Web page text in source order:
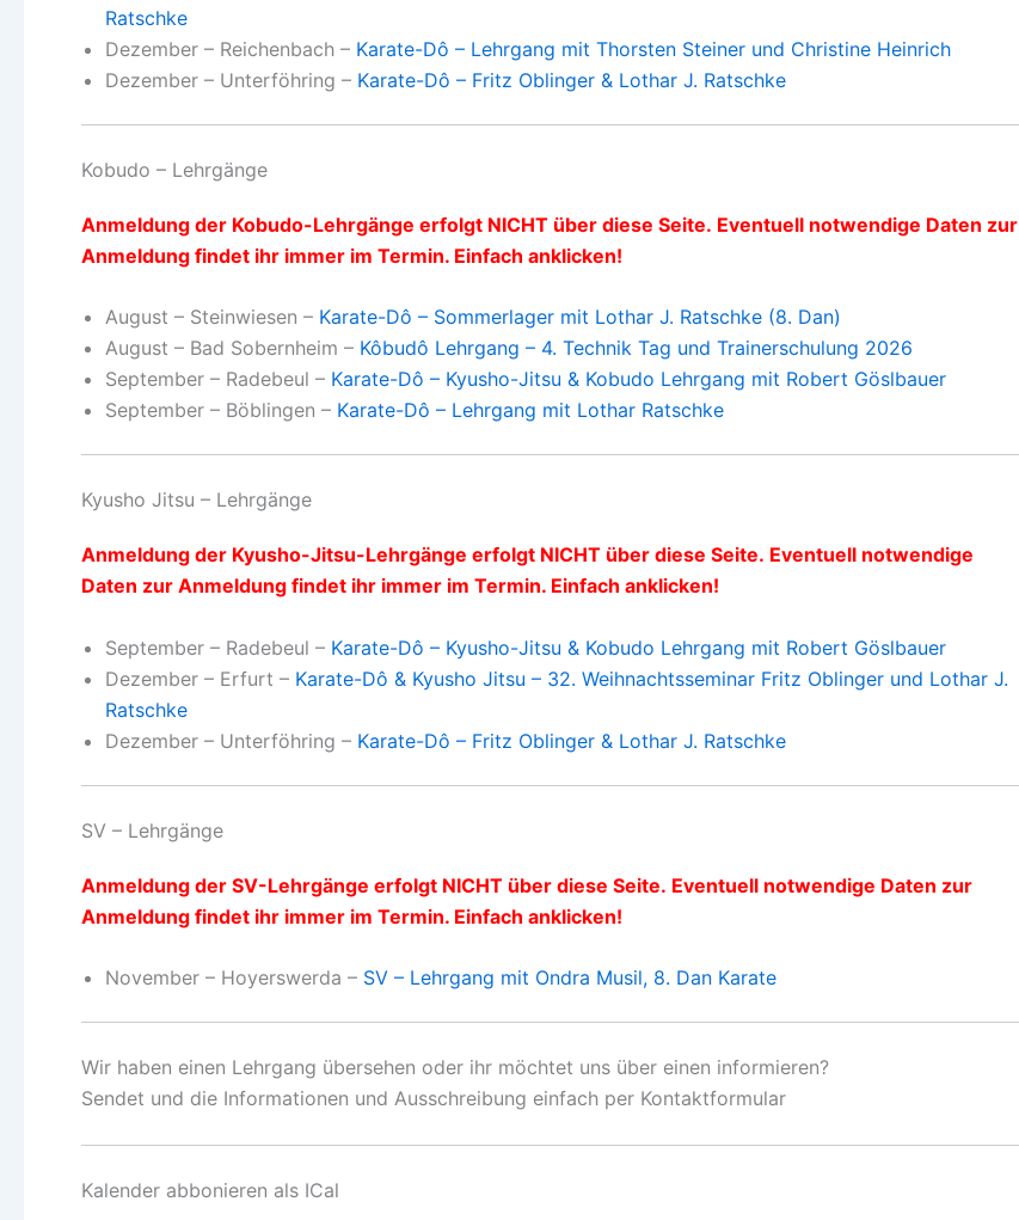
Ratschke
Dezember – Reichenbach – Karate-Dô – Lehrgang mit Thorsten Steiner und Christine Heinrich
Dezember – Unterföhring – Karate-Dô – Fritz Oblinger & Lothar J. Ratschke
Kobudo – Lehrgänge
Anmeldung der Kobudo-Lehrgänge erfolgt NICHT über diese Seite. Eventuell notwendige Daten zur
Anmeldung findet ihr immer im Termin. Einfach anklicken!
August – Steinwiesen – Karate-Dô – Sommerlager mit Lothar J. Ratschke (8. Dan)
August – Bad Sobernheim – Kôbudô Lehrgang – 4. Technik Tag und Trainerschulung 2026
September – Radebeul – Karate-Dô – Kyusho-Jitsu & Kobudo Lehrgang mit Robert Göslbauer
September – Böblingen – Karate-Dô – Lehrgang mit Lothar Ratschke
Kyusho Jitsu – Lehrgänge
Anmeldung der Kyusho-Jitsu-Lehrgänge erfolgt NICHT über diese Seite. Eventuell notwendige
Daten zur Anmeldung findet ihr immer im Termin. Einfach anklicken!
September – Radebeul – Karate-Dô – Kyusho-Jitsu & Kobudo Lehrgang mit Robert Göslbauer
Dezember – Erfurt – Karate-Dô & Kyusho Jitsu – 32. Weihnachtsseminar Fritz Oblinger und Lothar J.
Ratschke
Dezember – Unterföhring – Karate-Dô – Fritz Oblinger & Lothar J. Ratschke
SV – Lehrgänge
Anmeldung der SV-Lehrgänge erfolgt NICHT über diese Seite. Eventuell notwendige Daten zur
Anmeldung findet ihr immer im Termin. Einfach anklicken!
November – Hoyerswerda – SV – Lehrgang mit Ondra Musil, 8. Dan Karate
Wir haben einen Lehrgang übersehen oder ihr möchtet uns über einen informieren?
Sendet und die Informationen und Ausschreibung einfach per Kontaktformular
Kalender abbonieren als ICal